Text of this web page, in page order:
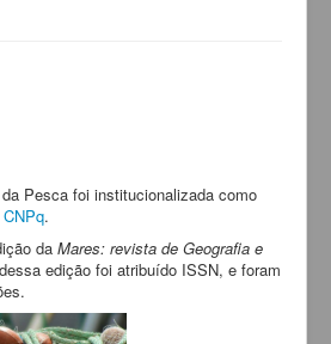
Pesca foi institucionalizada como
.
da Mares: revista de Geografia e
edição foi atribuído ISSN, e foram